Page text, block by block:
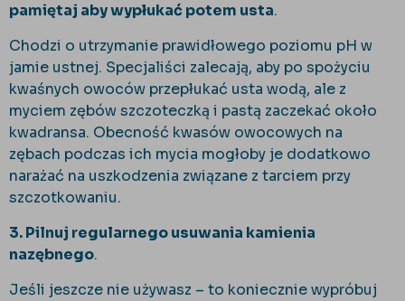
pamiętaj aby wypłukać potem usta.
Chodzi o utrzymanie prawidłowego poziomu pH w
jamie ustnej. Specjaliści zalecają, aby po spożyciu
kwaśnych owoców przepłukać usta wodą, ale z
myciem zębów szczoteczką i pastą zaczekać około
kwadransa. Obecność kwasów owocowych na
zębach podczas ich mycia mogłoby je dodatkowo
narażać na uszkodzenia związane z tarciem przy
szczotkowaniu.
3. Pilnuj regularnego usuwania kamienia
nazębnego.
Jeśli jeszcze nie używasz – to koniecznie wypróbuj